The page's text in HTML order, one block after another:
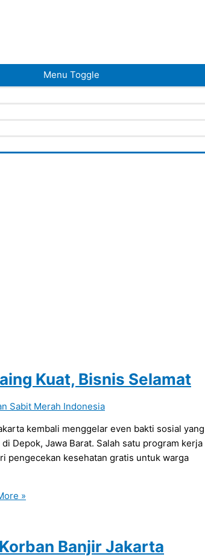
Menu Toggle
Kuat, Bisnis Selamat
Sabit Merah Indonesia
kembali menggelar even bakti sosial yang
Depok, Jawa Barat. Salah satu program kerja
pengecekan kesehatan gratis untuk warga
»
Banjir Jakarta